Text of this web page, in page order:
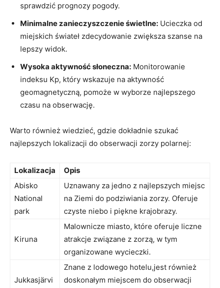
sprawdzić prognozy pogody.
Minimalne zanieczyszczenie świetlne: Ucieczka od
miejskich świateł zdecydowanie zwiększa szanse na
lepszy widok.
Wysoka aktywność słoneczna: Monitorowanie
indeksu Kp, który wskazuje na aktywność
geomagnetyczną, pomoże w wyborze najlepszego
czasu na obserwację.
Warto również wiedzieć, gdzie dokładnie szukać
najlepszych lokalizacji do obserwacji zorzy polarnej:
Lokalizacja
Opis
Abisko
National
park
Uznawany za jedno z najlepszych miejsc
na Ziemi do podziwiania zorzy. Oferuje
czyste niebo i piękne krajobrazy.
Kiruna
Malownicze miasto, które oferuje liczne
atrakcje związane z zorzą, w tym
organizowane wycieczki.
Jukkasjärvi
Znane z lodowego hotelu,jest również
doskonałym miejscem do obserwacji